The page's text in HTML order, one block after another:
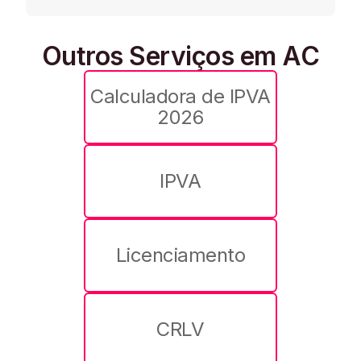
Outros Serviços em AC
Calculadora de IPVA
2026
IPVA
Licenciamento
CRLV